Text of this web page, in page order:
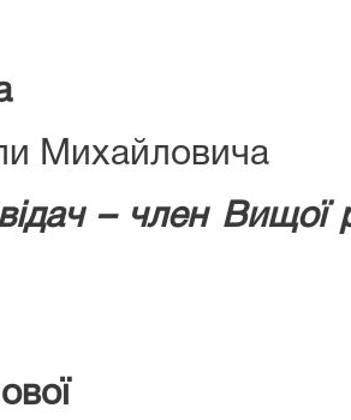
Михайловича
– член Вищої